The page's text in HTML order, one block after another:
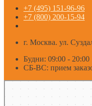
+7 (495) 151-96-96
+7 (800) 200-15-94
г. Москва. ул.
Будни: 09:00 - 20:00
СБ-ВС: прием